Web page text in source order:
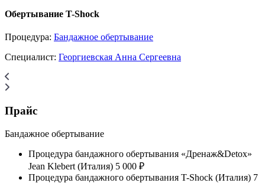
Обертывание T-Shock
Процедура: Бандажное обертывание
Специалист: Георгиевская Анна Сергеевна
Прайс
Бандажное обертывание
Процедура бандажного обертывания «Дренаж&Detox»
Jean Klebert (Италия) 5 000 ₽
Процедура бандажного обертывания T-Shock (Италия) 7